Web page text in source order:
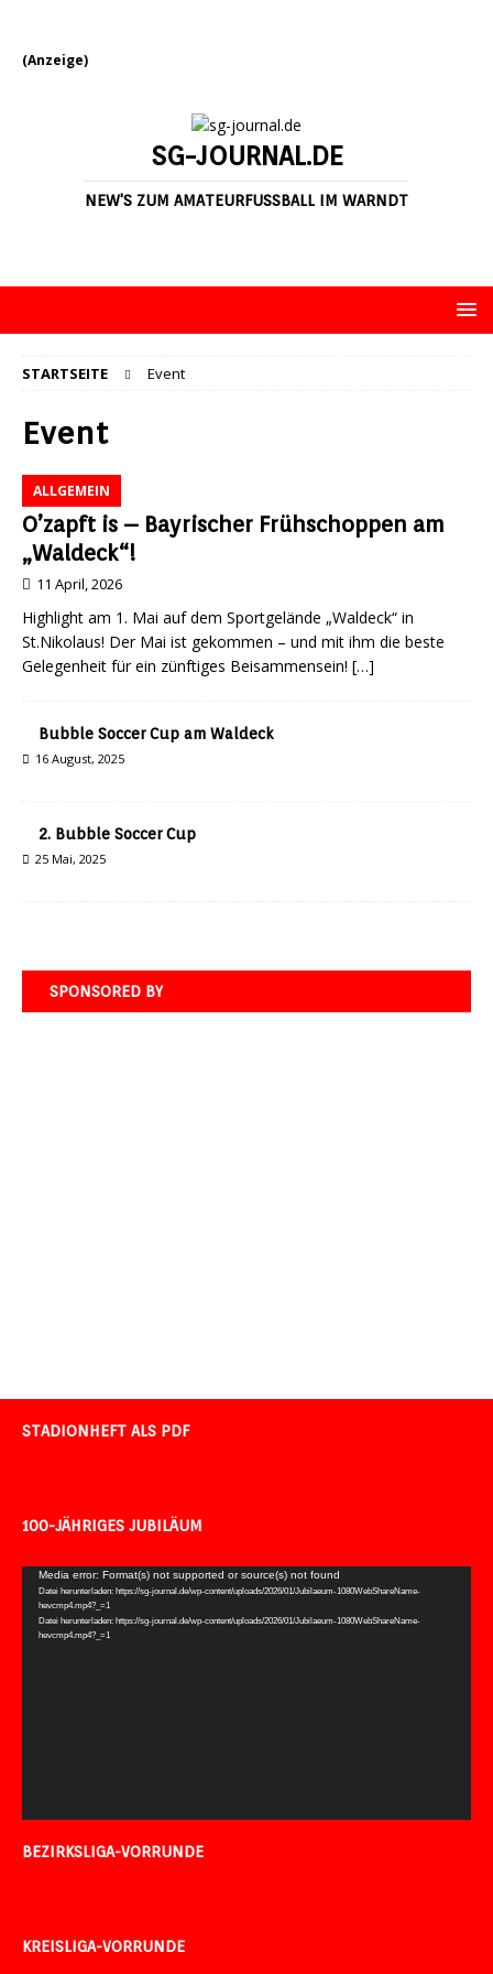
(Anzeige)
SG-JOURNAL.DE
NEW'S ZUM AMATEURFUSSBALL IM WARNDT
STARTSEITE Event
Event
ALLGEMEIN
O’zapft is – Bayrischer Frühschoppen am
„Waldeck“!
11 April, 2026
Highlight am 1. Mai auf dem Sportgelände „Waldeck“ in
St.Nikolaus! Der Mai ist gekommen – und mit ihm die beste
Gelegenheit für ein zünftiges Beisammensein! […]
Bubble Soccer Cup am Waldeck
16 August, 2025
2. Bubble Soccer Cup
25 Mai, 2025
SPONSORED BY
STADIONHEFT ALS PDF
100-JÄHRIGES JUBILÄUM
Video-
Player
Media error: Format(s) not supported or source(s) not found
Datei herunterladen: https://sg-journal.de/wp-content/uploads/2026/01/Jubilaeum-1080WebShareName-
hevcmp4.mp4?_=1
Datei herunterladen: https://sg-journal.de/wp-content/uploads/2026/01/Jubilaeum-1080WebShareName-
hevcmp4.mp4?_=1
BEZIRKSLIGA-VORRUNDE
KREISLIGA-VORRUNDE